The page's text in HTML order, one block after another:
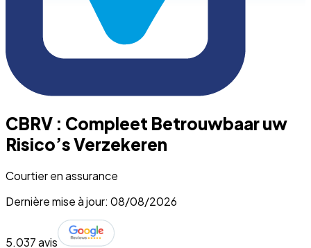
CBRV : Compleet Betrouwbaar uw
Risico’s Verzekeren
Courtier en assurance
Dernière mise à jour: 08/08/2026
5.037 avis